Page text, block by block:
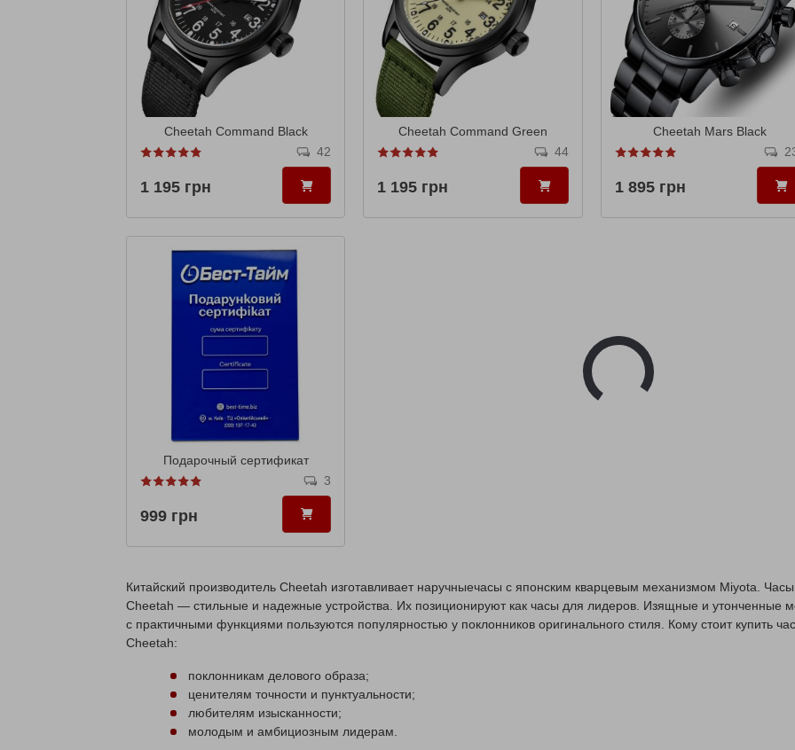
Китайский производитель Cheetah изготавливает наручныечасы с японским кварцевым механизмом Miyota. Часы
Cheetah — стильные и надежные устройства. Их позиционируют как часы для лидеров. Изящные и утонченные
с практичными функциями пользуются популярностью у поклонников оригинального стиля. Кому стоит купить
Cheetah:
поклонникам делового образа;
ценителям точности и пунктуальности;
любителям изысканности;
молодым и амбициозным лидерам.
Cheetah Command Black
42
1 195 грн
Cheetah Command Green
44
1 195 грн
Cheetah Mars Black
1 895 грн
Подарочный сертификат
3
999 грн